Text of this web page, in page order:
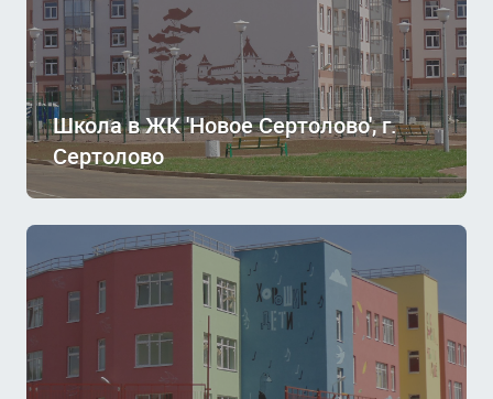
Школа в ЖК 'Новое Сертолово', г.
Сертолово